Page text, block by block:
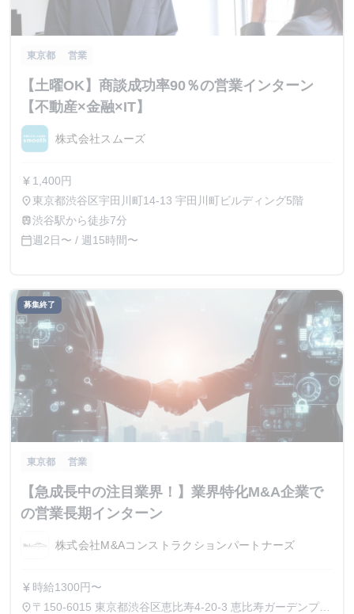
東京都 営業
【土曜OK】商談成功率90％の営業インターン
【不動産×金融×IT】
株式会社スムーズ
currency_yen 1,400円
place東京都渋谷区宇田川町14-13 宇田川町ビルディング5階
train渋谷駅から徒歩7分
calendar_today週2日〜 / 週15時間〜
募集終了
東京都 営業
【急成長中の注目業界！】業界特化M&A企業で
の営業長期インターン
株式会社M&Aコンストラクションパートナーズ
currency_yen 時給1300円〜
place 〒150-6015 東京都渋谷区恵比寿4-20-3 恵比寿ガーデンプレ